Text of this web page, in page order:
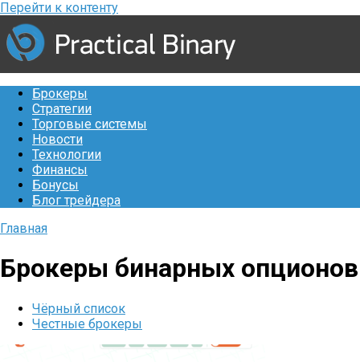
Перейти к контенту
Брокеры
Стратегии
Торговые системы
Новости
Технологии
Финансы
Бонусы
Блог трейдера
Главная
Брокеры бинарных опционов
Чёрный список
Честные брокеры